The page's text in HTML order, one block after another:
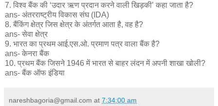
7. विश्व बैंक की ‘उदार ऋण प्रदान करने वाली खिड़की’ कहा जाता है?
ans- अंतरराष्ट्रीय विकास संघ (IDA)
8. बैंकिंग क्षेत्र जिस क्षेत्र के अंतर्गत आता है, वह है?
ans- सेवा क्षेत्र
9. भारत का प्रथम आई.एस.ओ. प्रमाण पत्र वाला बैंक है?
ans- केनरा बैंक
10. प्रथम बैंक जिसने 1946 में भारत से बाहर लंदन में अपनी शाखा खोली?
ans- बैंक ऑफ इंडिया
nareshbagoria@gmail.com at 7:34:00 am